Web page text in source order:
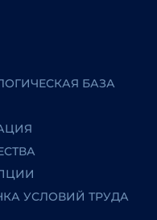
БАЗА
УСЛОВИЙ ТРУДА